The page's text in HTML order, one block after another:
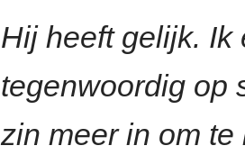
Hij heeft gelijk. Ik
tegenwoordig op
zin meer in om